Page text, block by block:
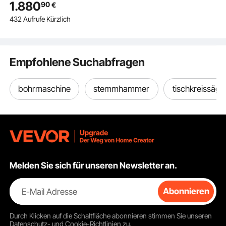
Schnitthöhe 406 mm,
690x510 mm
Parallelanschlag
1.88090€
432 Aufrufe Kürzlich
Empfohlene Suchabfragen
bohrmaschine stemmhammer tischkreissäge
Melden Sie sich für unseren Newsletter an.
E-Mail Adresse Abonnieren
Durch Klicken auf die Schaltflächeabonnieren stimmen Sie unseren
Datenschutz- und Cookie-Richtlinien zu.